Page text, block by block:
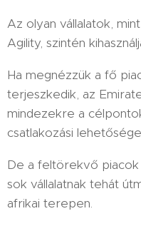
Az olyan vállalatok,
Agility, szintén
Ha megnézzük a fő
terjeszkedik, az
mindezekre a
csatlakozási
De a feltörekvő
sok vállalatnak tehát
afrikai terepen.